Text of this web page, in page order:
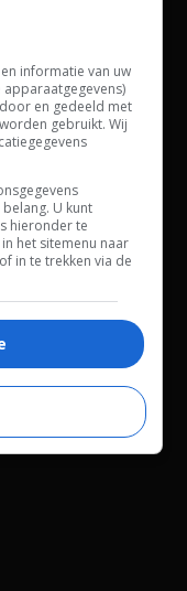
tv
informatie van uw
en gedeeld met
gebruikt. Wij
U kunt
hieronder te
het sitemenu naar
in te trekken via de